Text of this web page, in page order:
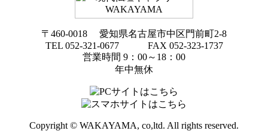
〒460-0018 愛知県名古屋市中区門前町2-8
TEL 052-321-0677 FAX 052-323-1737
営業時間 9：00～18：00
年中無休
Copyright © WAKAYAMA, co,ltd. All rights reserved.